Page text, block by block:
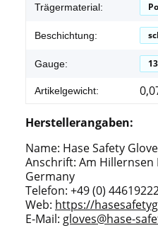
Trägermaterial:
Beschichtung:
Gauge: 13
Artikelgewicht:
Herstellerangaben:
Name: Hase Safety
Anschrift: Am Hillernsen
Germany
Telefon: +49 (0)
Web: https://
E-Mail: gloves@hase-